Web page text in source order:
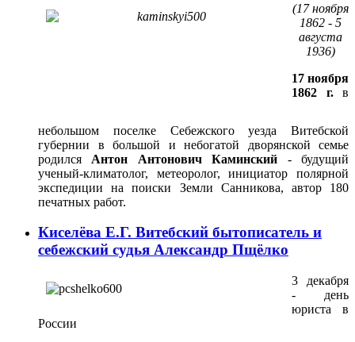
(17 ноября
1862 - 5
августа
1936)
17 ноября
1862 г.в
небольшом поселке Себежского уезда Витебской
губернии в большой и небогатой дворянской семье
родился Антон Антонович Каминский - будущий
ученый-климатолог, метеоролог, инициатор полярной
экспедиции на поиски Земли Санникова, автор 180
печатных работ.
Киселёва Е.Г. Витебский бытописатель и
себежский судья Александр Пщёлко
3 декабря
- день
юриста в
России